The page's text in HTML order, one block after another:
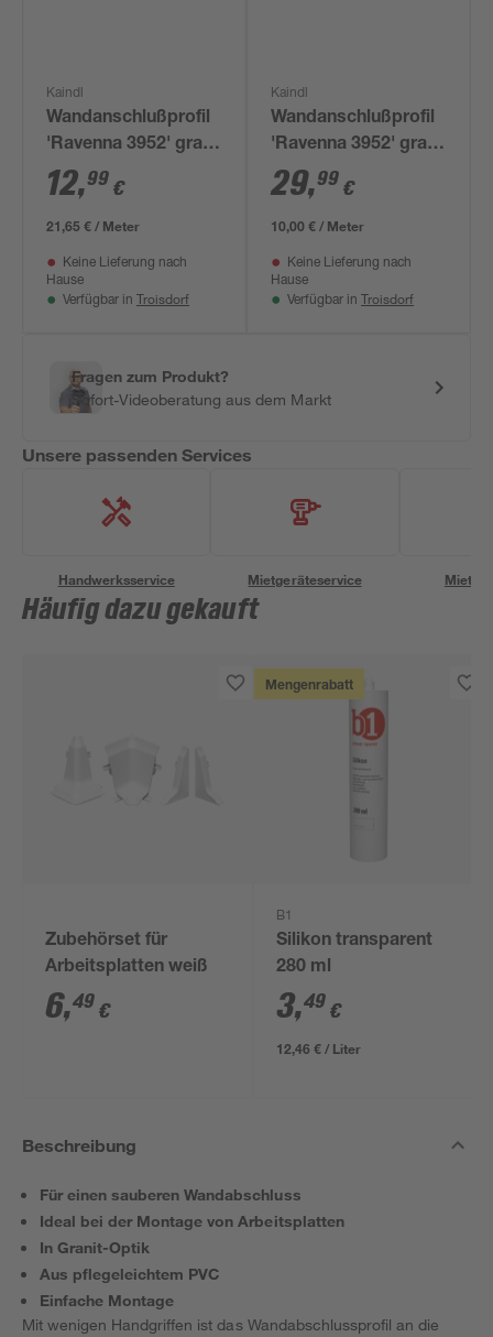
Kaindl
Wandanschlußprofil
'Ravenna 3952' grau
600 x 16 x 28 mm
12,99 €
21,65 € / Meter
Keine Lieferung nach
Hause
Verfügbar in Troisdorf
Kaindl
Wandanschlußprofil
'Ravenna 3952' grau
3000 x 16 x 28 mm
29,99 €
10,00 € / Meter
Keine Lieferung nach
Hause
Verfügbar in Troisdorf
Fragen zum Produkt?
Sofort-Videoberatung aus dem Markt
Unsere passenden Services
Handwerksservice Mietgeräteservice
Häufig dazu gekauft
Zubehörset für
Arbeitsplatten weiß
6,49 €
Mengenrabatt
B1
Silikon transparent
280 ml
3,49 €
12,46 € / Liter
Beschreibung
Für einen sauberen Wandabschluss
Ideal bei der Montage von Arbeitsplatten
In Granit-Optik
Aus pflegeleichtem PVC
Einfache Montage
Mit wenigen Handgriffen ist das Wandabschlussprofil an die